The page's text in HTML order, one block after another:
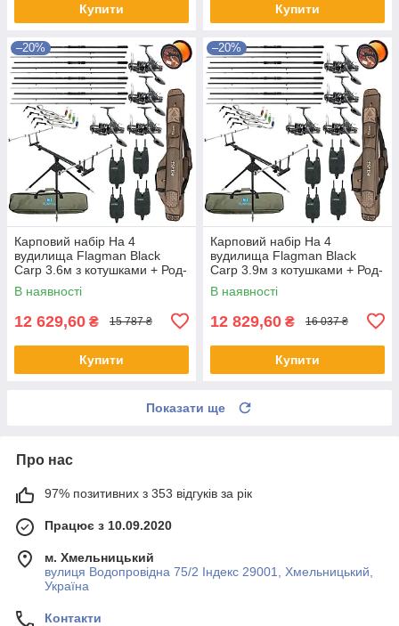
Купити Купити
–20%
Карповий набір На 4
вудилища Flagman Black
Carp 3.6м з котушками + Род-
под + Сигназатори + Чохол
В наявності
12 629,60 ₴ 15 787 ₴
Купити
–20%
Карповий набір На 4
вудилища Flagman Black
Carp 3.9м з котушками + Род-
под + Сигназатори + Чохол
В наявності
12 829,60 ₴ 16 037 ₴
Купити
Показати ще
Про нас
97% позитивних з 353 відгуків за рік
Працює з 10.09.2020
м. Хмельницький
вулиця Водопровідна 75/2 Індекс 29001, Хмельницький,
Україна
Контакти